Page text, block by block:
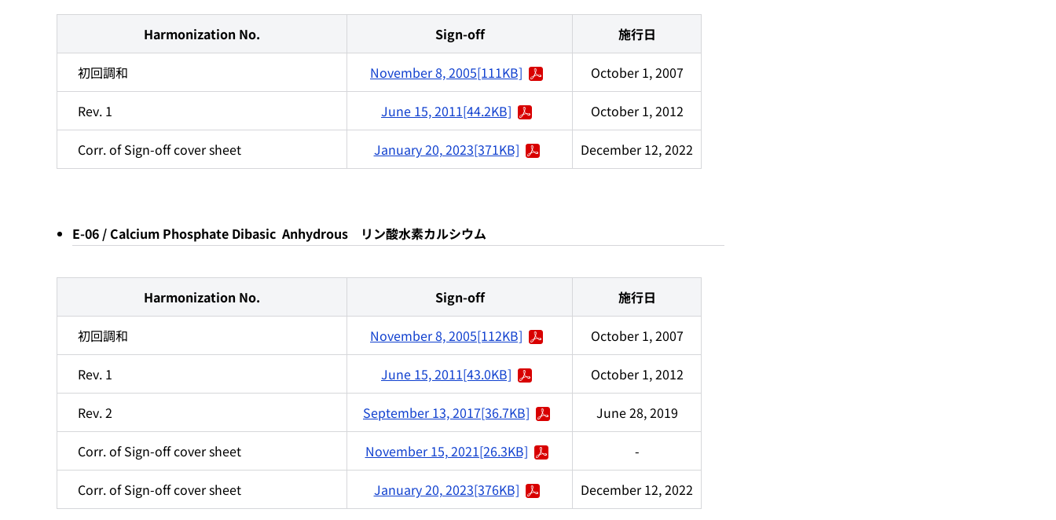
Harmonization No. Sign-off 施行日
初回調和 November 8, 2005[111KB] October 1, 2007
Rev. 1 June 15, 2011[44.2KB] October 1, 2012
Corr. of Sign-off cover sheet January 20, 2023[371KB] December 12, 2022
E-06 / Calcium Phosphate Dibasic Anhydrous リン酸水素カルシウム
Harmonization No. Sign-off 施行日
初回調和 November 8, 2005[112KB] October 1, 2007
Rev. 1 June 15, 2011[43.0KB] October 1, 2012
Rev. 2 September 13, 2017[36.7KB] June 28, 2019
Corr. of Sign-off cover sheet November 15, 2021[26.3KB] -
Corr. of Sign-off cover sheet January 20, 2023[376KB] December 12, 2022